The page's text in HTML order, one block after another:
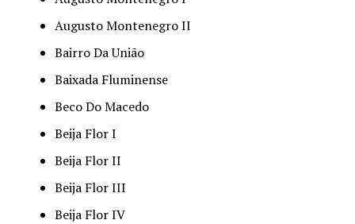
Augusto Montenegro II
Bairro Da União
Baixada Fluminense
Beco Do Macedo
Beija Flor I
Beija Flor II
Beija Flor III
Beija Flor IV